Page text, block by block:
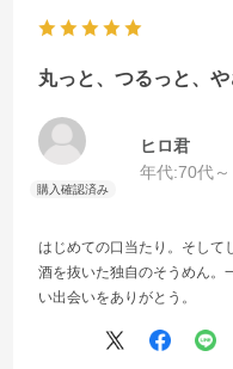
丸っと、つるっと、
ヒロ君
年代:70代～
はじめての口当たり。そして
酒を抜いた独自のそうめん。
い出会いをありがとう。